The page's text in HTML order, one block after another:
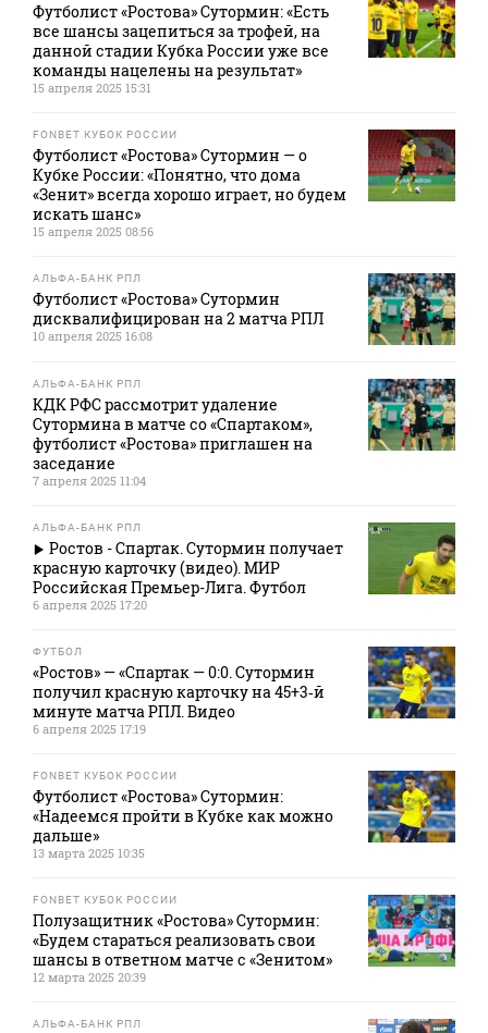
Футболист «Ростова» Сутормин: «Есть
все шансы зацепиться за трофей, на
данной стадии Кубка России уже все
команды нацелены на результат»
15 апреля 2025 15:31
FONBET КУБОК РОССИИ
Футболист «Ростова» Сутормин — о
Кубке России: «Понятно, что дома
«Зенит» всегда хорошо играет, но будем
искать шанс»
15 апреля 2025 08:56
АЛЬФА-БАНК РПЛ
Футболист «Ростова» Сутормин
дисквалифицирован на 2 матча РПЛ
10 апреля 2025 16:08
АЛЬФА-БАНК РПЛ
КДК РФС рассмотрит удаление
Сутормина в матче со «Спартаком»,
футболист «Ростова» приглашен на
заседание
7 апреля 2025 11:04
АЛЬФА-БАНК РПЛ
Ростов - Спартак. Сутормин получает
красную карточку (видео). МИР
Российская Премьер-Лига. Футбол
6 апреля 2025 17:20
ФУТБОЛ
«Ростов» — «Спартак — 0:0. Сутормин
получил красную карточку на 45+3‑й
минуте матча РПЛ. Видео
6 апреля 2025 17:19
FONBET КУБОК РОССИИ
Футболист «Ростова» Сутормин:
«Надеемся пройти в Кубке как можно
дальше»
13 марта 2025 10:35
FONBET КУБОК РОССИИ
Полузащитник «Ростова» Сутормин:
«Будем стараться реализовать свои
шансы в ответном матче с «Зенитом»
12 марта 2025 20:39
АЛЬФА-БАНК РПЛ